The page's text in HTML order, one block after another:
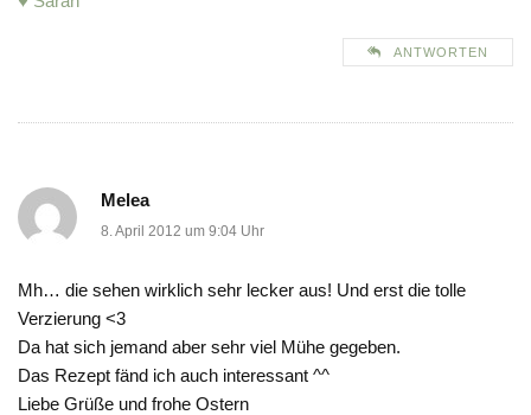
ANTWORTEN
Melea
8. April 2012 um 9:04 Uhr
Mh… die sehen wirklich sehr lecker aus! Und erst die tolle
Verzierung <3
Da hat sich jemand aber sehr viel Mühe gegeben.
Das Rezept fänd ich auch interessant ^^
Liebe Grüße und frohe Ostern